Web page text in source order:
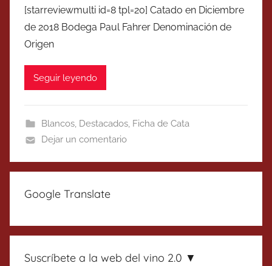
[starreviewmulti id=8 tpl=20] Catado en Diciembre
de 2018 Bodega Paul Fahrer Denominación de
Origen
Seguir leyendo
Blancos, Destacados, Ficha de Cata
Dejar un comentario
Google Translate
Suscríbete a la web del vino 2.0 ▼